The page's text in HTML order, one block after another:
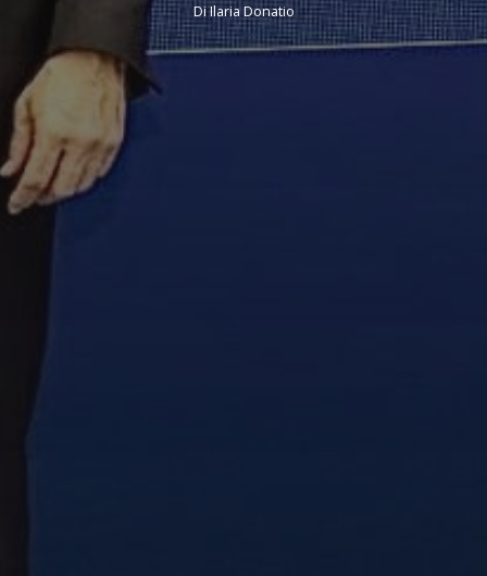
DiIlaria Donatio